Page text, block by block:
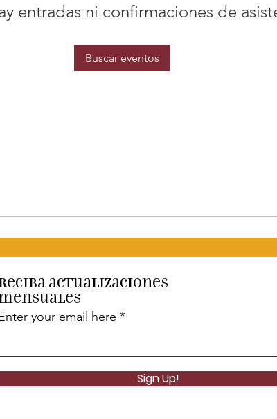
entradas ni confirmaciones de
Buscar eventos
actualizaciones
your email here
Sign Up!